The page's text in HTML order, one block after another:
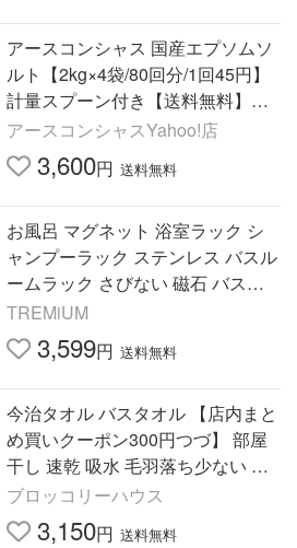
アースコンシャス 国産エプソムソ
ルト【2kg×4袋/80回分/1回45円】
計量スプーン付き【送料無料】
（浴用化粧品/入浴剤/バスソルト）
アースコンシャスYahoo!店
3,600円 送料無料
お風呂 マグネット 浴室ラック シ
ャンプーラック ステンレス バスル
ームラック さびない 磁石 バスケ
ット 収納 (L)
TREMiUM
3,599円 送料無料
今治タオル バスタオル 【店内まと
め買いクーポン300円つづ】 部屋
干し 速乾 吸水 毛羽落ち少ない ふ
わふわ 中厚 タオル 日本製 ホテル
60×120cm
ブロッコリーハウス
3,150円 送料無料